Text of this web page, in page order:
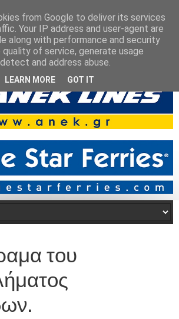
του
from Google to deliver its services
Your IP address and user-agent are
along with performance and security
of service, generate usage
and address abuse.
LEARN MORE GOT IT